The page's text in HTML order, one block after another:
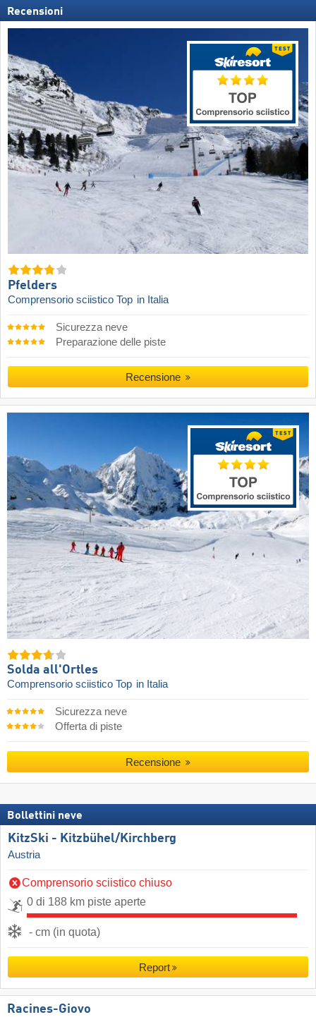
Recensioni
Pfelders
Comprensorio sciistico Top in Italia
Sicurezza neve
Preparazione delle piste
Recensione
Solda all'Ortles
Comprensorio sciistico Top in Italia
Sicurezza neve
Offerta di piste
Recensione
Bollettini neve
KitzSki - Kitzbühel/​Kirchberg
Austria
Comprensorio sciistico chiuso
0 di 188 km piste aperte
- cm (in quota)
Report
Racines-Giovo